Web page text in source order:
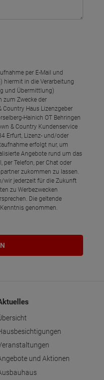
per E-Mail und
hiermit in die Verarbeitung
und Übermittlung)
zum Zwecke der
Haus Lizenzgeber
Hainich OT Behringen
& Country Kundenservice
Erfurt, Lizenz- und/oder
erfolgt nur, um
Angebote rund um das
per Telefon, per Chat oder
zukommen zu lassen.
wir jederzeit für die Zukunft
zu Werbezwecken
Die geltende
genommen.
und Aktionen